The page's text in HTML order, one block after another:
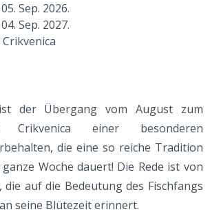
05. Sep. 2026.
04. Sep. 2027.
Crikvenica
der Übergang vom August zum
Crikvenica einer besonderen
die eine so reiche Tradition
Woche dauert! Die Rede ist von
die auf die Bedeutung des Fischfangs
seine Blütezeit erinnert.